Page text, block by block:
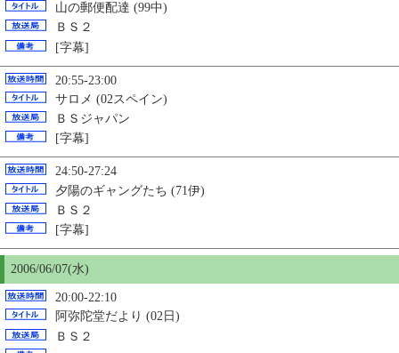
山の郵便配達 (99中)
ＢＳ２
[字幕]
20:55-23:00
サロメ (02スペイン)
ＢＳジャパン
[字幕]
24:50-27:24
夕陽のギャングたち (71伊)
ＢＳ２
[字幕]
2006/06/07(水)
20:00-22:10
阿弥陀堂だより (02日)
ＢＳ２